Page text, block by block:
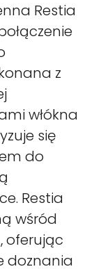
Restia
z
włókna
się
do
Restia
wśród
oferując
doznania